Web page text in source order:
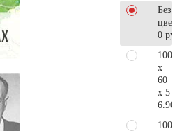
Без
0 руб.
100
x
60
x 5
100